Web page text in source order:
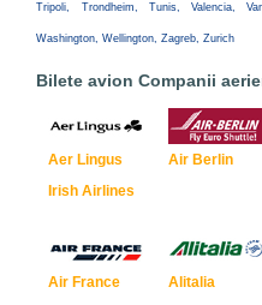
Tripoli, Trondheim, Tunis, Valencia,
Washington, Wellington, Zagreb, Zurich
Bilete avion Companii
Aer Lingus
Irish Airlines
Air Berlin
Air France Alitalia